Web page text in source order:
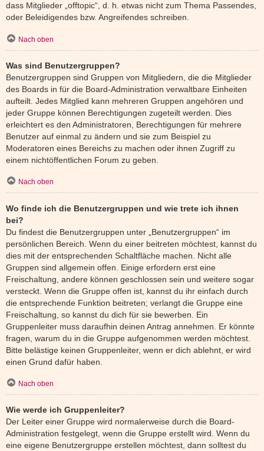
dass Mitglieder „offtopic“, d. h. etwas nicht zum Thema Passendes,
oder Beleidigendes bzw. Angreifendes schreiben.
Nach oben
Was sind Benutzergruppen?
Benutzergruppen sind Gruppen von Mitgliedern, die die Mitglieder
des Boards in für die Board-Administration verwaltbare Einheiten
aufteilt. Jedes Mitglied kann mehreren Gruppen angehören und
jeder Gruppe können Berechtigungen zugeteilt werden. Dies
erleichtert es den Administratoren, Berechtigungen für mehrere
Benutzer auf einmal zu ändern und sie zum Beispiel zu
Moderatoren eines Bereichs zu machen oder ihnen Zugriff zu
einem nichtöffentlichen Forum zu geben.
Nach oben
Wo finde ich die Benutzergruppen und wie trete ich ihnen
bei?
Du findest die Benutzergruppen unter „Benutzergruppen“ im
persönlichen Bereich. Wenn du einer beitreten möchtest, kannst du
dies mit der entsprechenden Schaltfläche machen. Nicht alle
Gruppen sind allgemein offen. Einige erfordern erst eine
Freischaltung, andere können geschlossen sein und weitere sogar
versteckt. Wenn die Gruppe offen ist, kannst du ihr einfach durch
die entsprechende Funktion beitreten; verlangt die Gruppe eine
Freischaltung, so kannst du dich für sie bewerben. Ein
Gruppenleiter muss daraufhin deinen Antrag annehmen. Er könnte
fragen, warum du in die Gruppe aufgenommen werden möchtest.
Bitte belästige keinen Gruppenleiter, wenn er dich ablehnt, er wird
einen Grund dafür haben.
Nach oben
Wie werde ich Gruppenleiter?
Der Leiter einer Gruppe wird normalerweise durch die Board-
Administration festgelegt, wenn die Gruppe erstellt wird. Wenn du
eine eigene Benutzergruppe erstellen möchtest, dann solltest du